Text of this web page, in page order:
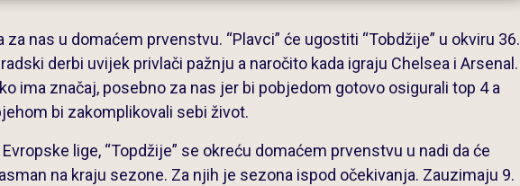
za nas u domaćem prvenstvu. “Plavci” će ugostiti “Tobdžije” u okviru 36.
derbi uvijek privlači pažnju a naročito kada igraju Chelsea i Arsenal.
ima značaj, posebno za nas jer bi pobjedom gotovo osigurali top 4 a
bi zakomplikovali sebi život.
lige, “Topdžije” se okreću domaćem prvenstvu u nadi da će
na kraju sezone. Za njih je sezona ispod očekivanja. Zauzimaju 9.